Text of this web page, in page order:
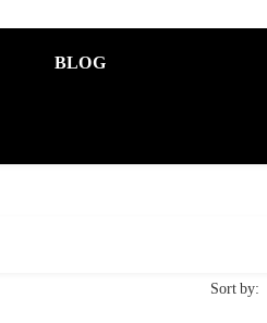
BLOG
Sort by: